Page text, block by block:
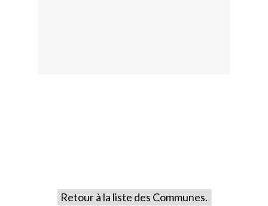
Retour à la liste des Communes.